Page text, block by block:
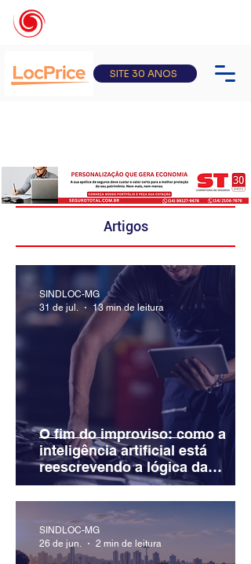
SITE 30 ANOS
Artigos
O fim do improviso: como a
inteligência artificial está
reescrevendo a lógica da
manutenção em locadoras
SINDLOC-MG
31 de jul.
13 min de leitura
SINDLOC-MG
26 de jun.
2 min de leitura